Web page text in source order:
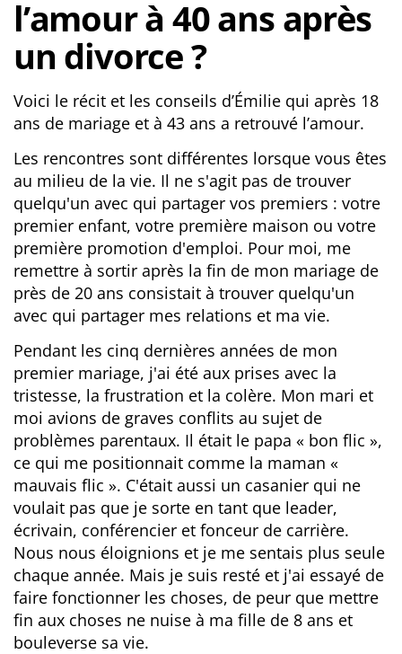
Livesex Cam
l’amour à 40 ans après
un divorce ?
Voici le récit et les conseils d’Émilie qui après 18
ans de mariage et à 43 ans a retrouvé l’amour.
Les rencontres sont différentes lorsque vous êtes
au milieu de la vie. Il ne s'agit pas de trouver
quelqu'un avec qui partager vos premiers : votre
premier enfant, votre première maison ou votre
première promotion d'emploi. Pour moi, me
remettre à sortir après la fin de mon mariage de
près de 20 ans consistait à trouver quelqu'un
avec qui partager mes relations et ma vie.
Pendant les cinq dernières années de mon
premier mariage, j'ai été aux prises avec la
tristesse, la frustration et la colère. Mon mari et
moi avions de graves conflits au sujet de
problèmes parentaux. Il était le papa « bon flic »,
ce qui me positionnait comme la maman «
mauvais flic ». C'était aussi un casanier qui ne
voulait pas que je sorte en tant que leader,
écrivain, conférencier et fonceur de carrière.
Nous nous éloignions et je me sentais plus seule
chaque année. Mais je suis resté et j'ai essayé de
faire fonctionner les choses, de peur que mettre
fin aux choses ne nuise à ma fille de 8 ans et
bouleverse sa vie.